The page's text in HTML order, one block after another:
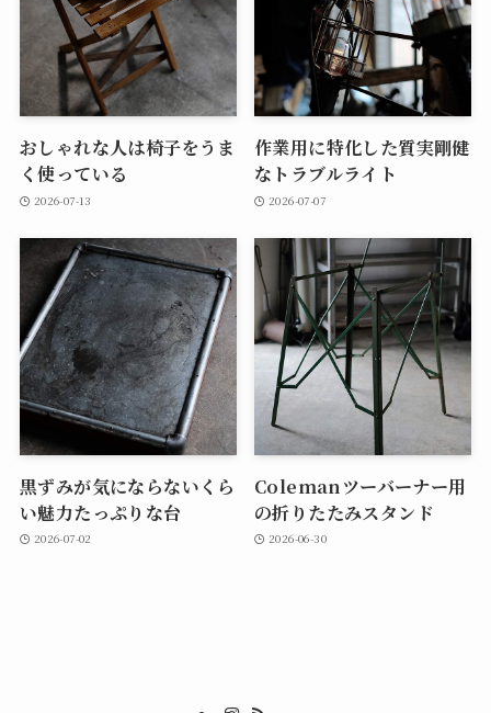
おしゃれな人は椅子をうま
く使っている
2026-07-13
作業用に特化した質実剛健
なトラブルライト
2026-07-07
黒ずみが気にならないくら
い魅力たっぷりな台
2026-07-02
Colemanツーバーナー用
の折りたたみスタンド
2026-06-30